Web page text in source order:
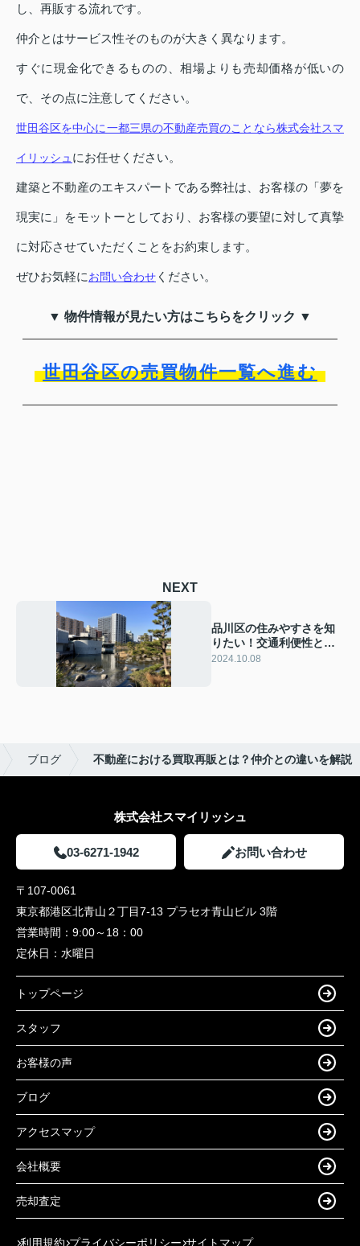
し、再販する流れです。
仲介とはサービス性そのものが大きく異なります。
すぐに現金化できるものの、相場よりも売却価格が低いの
で、その点に注意してください。
世田谷区を中心に一都三県の不動産売買のことなら株式会社スマ
イリッシュ にお任せください。
建築と不動産のエキスパートである弊社は、お客様の「夢を
現実に」をモットーとしており、お客様の要望に対して真摯
に対応させていただくことをお約束します。
ぜひお気軽にお問い合わせ ください。
▼ 物件情報が見たい方はこちらをクリック ▼
世田谷区の売買物件一覧へ進む
NEXT
品川区の住みやすさを知
りたい！交通利便性と自
然環境につてご紹介
2024.10.08
ブログ 不動産における買取再販とは？仲介との違いを解説
株式会社スマイリッシュ
03-6271-1942 お問い合わせ
〒107-0061
東京都港区北青山２丁目7-13 プラセオ青山ビル 3階
営業時間： 9:00～18：00
定休日： 水曜日
トップページ
スタッフ
お客様の声
ブログ
アクセスマップ
会社概要
売却査定
利用規約 プライバシーポリシー サイトマップ